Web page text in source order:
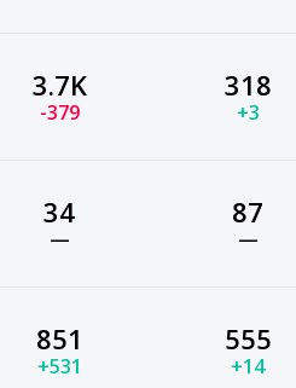
3.7K
-379
318
+3
34
—
87
—
851
+531
555
+14